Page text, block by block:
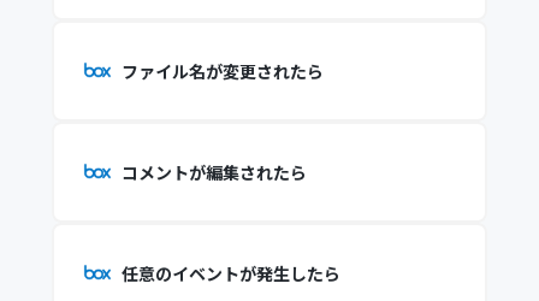
ファイル名が変更されたら
コメントが編集されたら
任意のイベントが発生したら